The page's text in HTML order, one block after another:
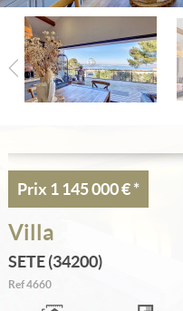
Créer une alerte
Ma sélection
Contact
Prix 1 145 000 €*
Villa
SETE (34200)
Ref4660